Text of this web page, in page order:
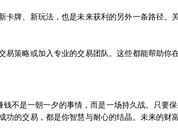
卡牌、新玩法，也是未来获利的另外一条路径
易策略或加入专业的交易团队。这些都能帮助你
不是一朝一夕的事情，而是一场持久战。只要
功的交易，都是你智慧与耐心的结晶。未来的财